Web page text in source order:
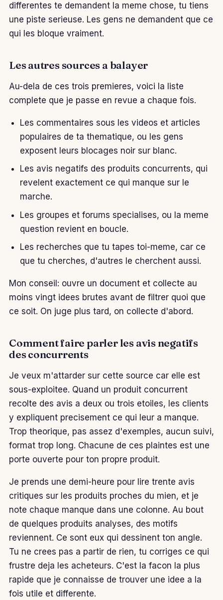
differentes te demandent la meme chose, tu tiens
une piste serieuse. Les gens ne demandent que ce
qui les bloque vraiment.
Les autres sources a balayer
Au-dela de ces trois premieres, voici la liste
complete que je passe en revue a chaque fois.
Les commentaires sous les videos et articles
populaires de ta thematique, ou les gens
exposent leurs blocages noir sur blanc.
Les avis negatifs des produits concurrents, qui
revelent exactement ce qui manque sur le
marche.
Les groupes et forums specialises, ou la meme
question revient en boucle.
Les recherches que tu tapes toi-meme, car ce
que tu cherches, d'autres le cherchent aussi.
Mon conseil: ouvre un document et collecte au
moins vingt idees brutes avant de filtrer quoi que
ce soit. On juge plus tard, on collecte d'abord.
Comment faire parler les avis negatifs
des concurrents
Je veux m'attarder sur cette source car elle est
sous-exploitee. Quand un produit concurrent
recolte des avis a deux ou trois etoiles, les clients
y expliquent precisement ce qui leur a manque.
Trop theorique, pas assez d'exemples, aucun suivi,
format trop long. Chacune de ces plaintes est une
porte ouverte pour ton propre produit.
Je prends une demi-heure pour lire trente avis
critiques sur les produits proches du mien, et je
note chaque manque dans une colonne. Au bout
de quelques produits analyses, des motifs
reviennent. Ce sont eux qui dessinent ton angle.
Tu ne crees pas a partir de rien, tu corriges ce qui
frustre deja les acheteurs. C'est la facon la plus
rapide que je connaisse de trouver une idee a la
fois utile et differente.